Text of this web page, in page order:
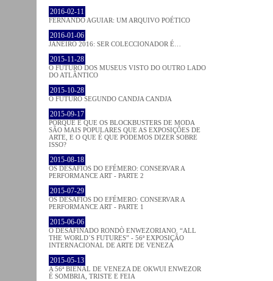
2016-02-11
FERNANDO AGUIAR: UM ARQUIVO POÉTICO
2016-01-06
JANEIRO 2016: SER COLECCIONADOR É…
2015-11-28
O FUTURO DOS MUSEUS VISTO DO OUTRO LADO
DO ATLÂNTICO
2015-10-28
O FUTURO SEGUNDO CANDJA CANDJA
2015-09-17
PORQUE É QUE OS BLOCKBUSTERS DE MODA
SÃO MAIS POPULARES QUE AS EXPOSIÇÕES DE
ARTE, E O QUE É QUE PODEMOS DIZER SOBRE
ISSO?
2015-08-18
OS DESAFIOS DO EFÉMERO: CONSERVAR A
PERFORMANCE ART - PARTE 2
2015-07-29
OS DESAFIOS DO EFÉMERO: CONSERVAR A
PERFORMANCE ART - PARTE 1
2015-06-06
O DESAFINADO RONDÒ ENWEZORIANO. “ALL
THE WORLD´S FUTURES” - 56ª EXPOSIÇÃO
INTERNACIONAL DE ARTE DE VENEZA
2015-05-13
A 56ª BIENAL DE VENEZA DE OKWUI ENWEZOR
É SOMBRIA, TRISTE E FEIA